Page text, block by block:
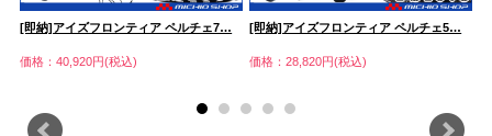
[即納]アイズフロンティア ペルチェ7…
価格：40,920円(税込)
[即納]アイズフロンティア ペルチェ5…
価格：28,820円(税込)